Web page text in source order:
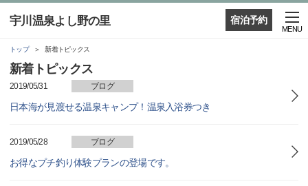
宿泊予約
宇川温泉よし野の里
MENU
トップ 新着トピックス
新着トピックス
2019/05/31 ブログ
日本海が見渡せる温泉キャンプ！温泉入浴券つき
2019/05/28 ブログ
お得なプチ釣り体験プランの登場です。